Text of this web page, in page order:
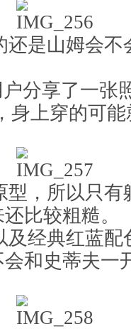
还是山姆会不
分享了一张
身上穿的可
型，所以只有
比较粗糙。
及经典红蓝
和史蒂夫一